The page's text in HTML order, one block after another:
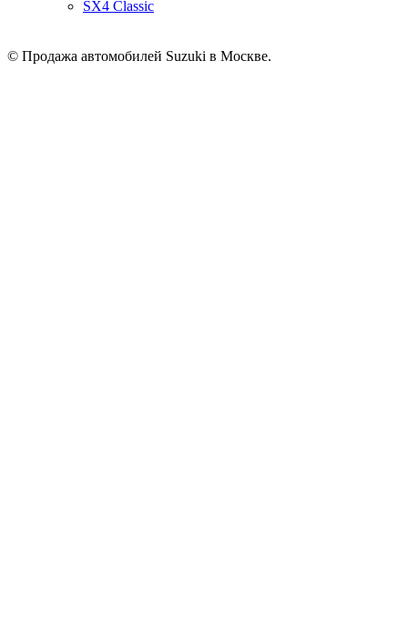
SX4 Classic
© Продажа автомобилей Suzuki в Москве.